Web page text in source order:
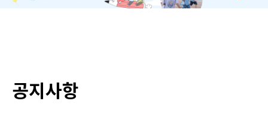
공지사항